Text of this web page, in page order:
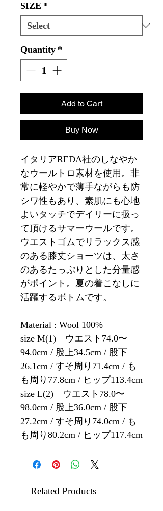
SIZE *
Quantity *
Add to Cart
Buy Now
イタリアREDA社のしなやか
なウールトロ素材を使用。非
常に軽やかで薄手ながらも防
シワ性もあり、素肌にも心地
よいタッチでデイリーに扱っ
て頂けるサマーウールです。
ウエストゴムでリラックス感
のある膝丈ショーツは、太さ
のあるたっぷりとした分量感
がポイント。夏の着こなしに
活躍するボトムです。
Material : Wool 100%
size M(1) ウエスト74.0〜
94.0cm / 股上34.5cm / 股下
26.1cm / すそ周り71.4cm / も
も周り77.8cm / ヒップ113.4cm
size L(2) ウエスト78.0〜
98.0cm / 股上36.0cm / 股下
27.2cm / すそ周り74.0cm / も
も周り80.2cm / ヒップ117.4cm
Related Products